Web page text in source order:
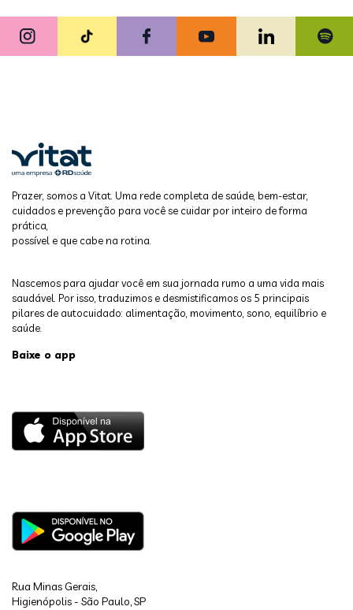
Prazer, somos a Vitat. Uma rede completa de saúde, bem-estar,
cuidados e prevenção para você se cuidar por inteiro de forma
prática,
possível e que cabe na rotina.
Nascemos para ajudar você em sua jornada rumo a uma vida mais
saudável. Por isso, traduzimos e desmistificamos os 5 principais
pilares de autocuidado: alimentação, movimento, sono, equilíbrio e
saúde.
Baixe o app
Rua Minas Gerais,
Higienópolis - São Paulo, SP